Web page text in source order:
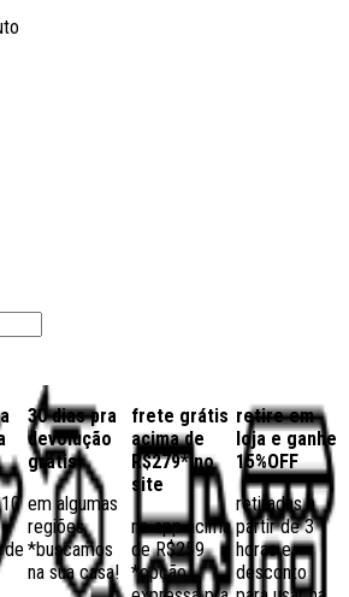
de
30 dias pra
devolução
grátis
em algumas
regiões,
*buscamos
na sua casa!
frete grátis
acima de
R$279* no
site
no app acima
de R$259
*opção
retire em
loja e ganhe
15%OFF
retiradas a
partir de 3
horas e
desconto